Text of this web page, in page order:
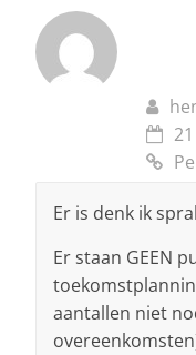
Er is denk ik
Er staan GEEN
aantallen niet